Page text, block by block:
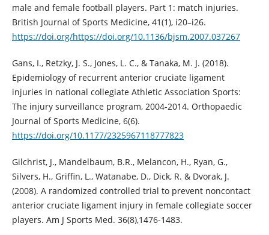
male and female football players. Part 1: match injuries.
British Journal of Sports Medicine, 41(1), i20–i26.
https://doi.org/https://doi.org/10.1136/bjsm.2007.037267
Gans, I., Retzky, J. S., Jones, L. C., & Tanaka, M. J. (2018).
Epidemiology of recurrent anterior cruciate ligament
injuries in national collegiate Athletic Association Sports:
The injury surveillance program, 2004-2014. Orthopaedic
Journal of Sports Medicine, 6(6).
https://doi.org/10.1177/2325967118777823
Gilchrist, J., Mandelbaum, B.R., Melancon, H., Ryan, G.,
Silvers, H., Griffin, L., Watanabe, D., Dick, R. & Dvorak, J.
(2008). A randomized controlled trial to prevent noncontact
anterior cruciate ligament injury in female collegiate soccer
players. Am J Sports Med. 36(8),1476-1483.